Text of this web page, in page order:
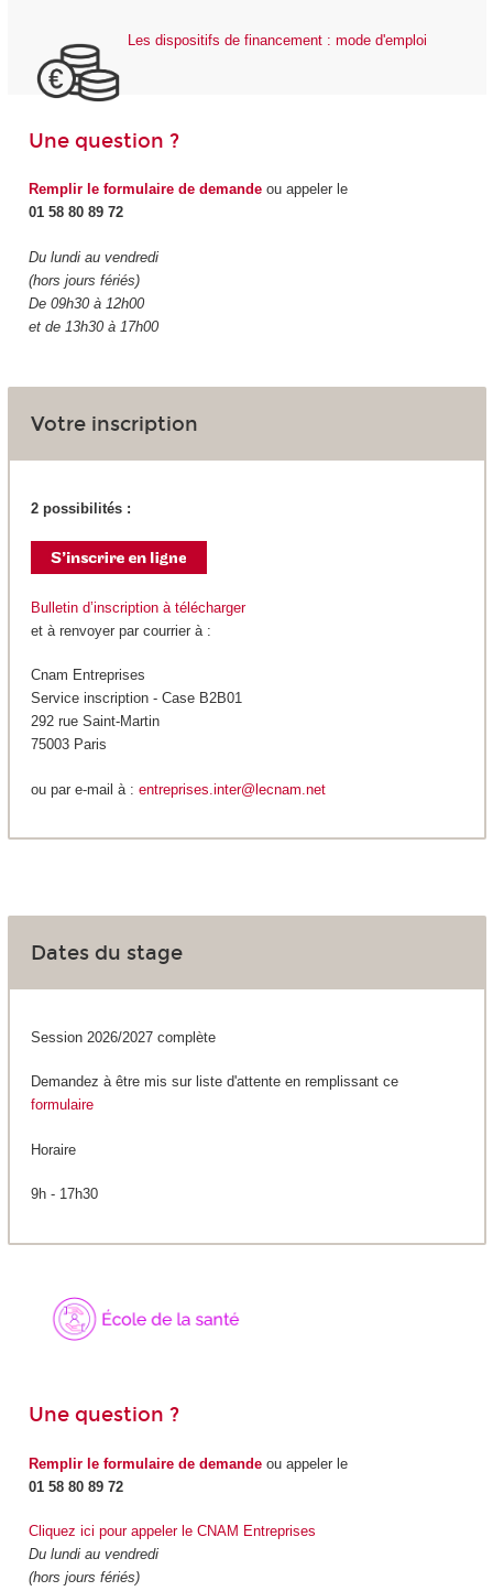
Les dispositifs de financement : mode d'emploi
Une question ?
Remplir le formulaire de demandeou appeler le
01 58 80 89 72
Du lundi au vendredi
(hors jours fériés)
De 09h30 à 12h00
et de 13h30 à 17h00
Votre inscription
2 possibilités :
Bulletin d’inscription à télécharger
et à renvoyer par courrier à :
Cnam Entreprises
Service inscription - Case B2B01
292 rue Saint-Martin
75003 Paris
ou par e-mail à : entreprises.inter@lecnam.net
Dates du stage
Session 2026/2027 complète
Demandez à être mis sur liste d'attente en remplissant ce
formulaire
Horaire
9h - 17h30
Une question ?
Remplir le formulaire de demandeou appeler le
01 58 80 89 72
Cliquez ici pour appeler le CNAM Entreprises
Du lundi au vendredi
(hors jours fériés)